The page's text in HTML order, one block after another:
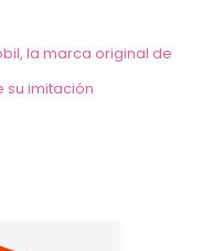
la marca original de
su imitación